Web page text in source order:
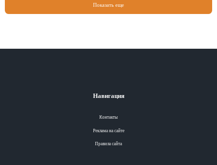
Показать еще
Навигация
Контакты
Реклама на сайте
Правила сайта